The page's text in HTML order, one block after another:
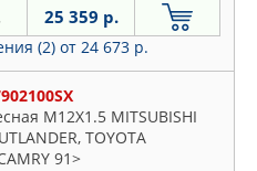
25 359 р.
(2) от 24 673 р.
M12X1.5 MITSUBISHI
TOYOTA
91>